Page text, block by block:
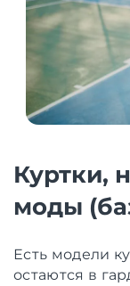
Куртки,
моды
Есть модели
остаются в